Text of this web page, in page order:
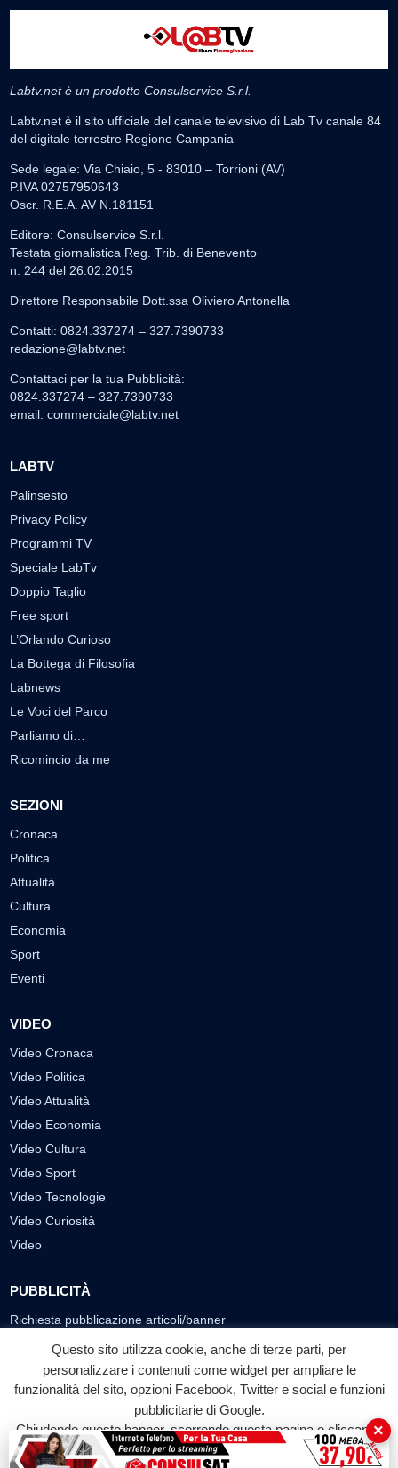
Labtv.net è un prodotto Consulservice S.r.l.
Labtv.net è il sito ufficiale del canale televisivo di Lab Tv canale 84
del digitale terrestre Regione Campania
Sede legale: Via Chiaio, 5 - 83010 – Torrioni (AV)
P.IVA 02757950643
Oscr. R.E.A. AV N.181151
Editore: Consulservice S.r.l.
Testata giornalistica Reg. Trib. di Benevento
n. 244 del 26.02.2015
Direttore Responsabile Dott.ssa Oliviero Antonella
Contatti: 0824.337274 – 327.7390733
redazione@labtv.net
Contattaci per la tua Pubblicità:
0824.337274 – 327.7390733
email: commerciale@labtv.net
LABTV
Palinsesto
Privacy Policy
Programmi TV
Speciale LabTv
Doppio Taglio
Free sport
L’Orlando Curioso
La Bottega di Filosofia
Labnews
Le Voci del Parco
Parliamo di…
Ricomincio da me
SEZIONI
Cronaca
Politica
Attualità
Cultura
Economia
Sport
Eventi
VIDEO
Video Cronaca
Video Politica
Video Attualità
Video Economia
Video Cultura
Video Sport
Video Tecnologie
Video Curiosità
Video
PUBBLICITÀ
Richiesta pubblicazione articoli/banner
SEGUICI SUI SOCIAL
f
Facebook
◎ ▶
YouTube
Questo sito utilizza cookie, anche di terze parti, per
personalizzare i contenuti come widget per ampliare le
funzionalità del sito, opzioni Facebook, Twitter e social e funzioni
pubblicitarie di Google.
Chiudendo questo banner, scorrendo questa pagina o cliccando
su qualunque suo elemento acconsenti all'uso dei cookie.
×